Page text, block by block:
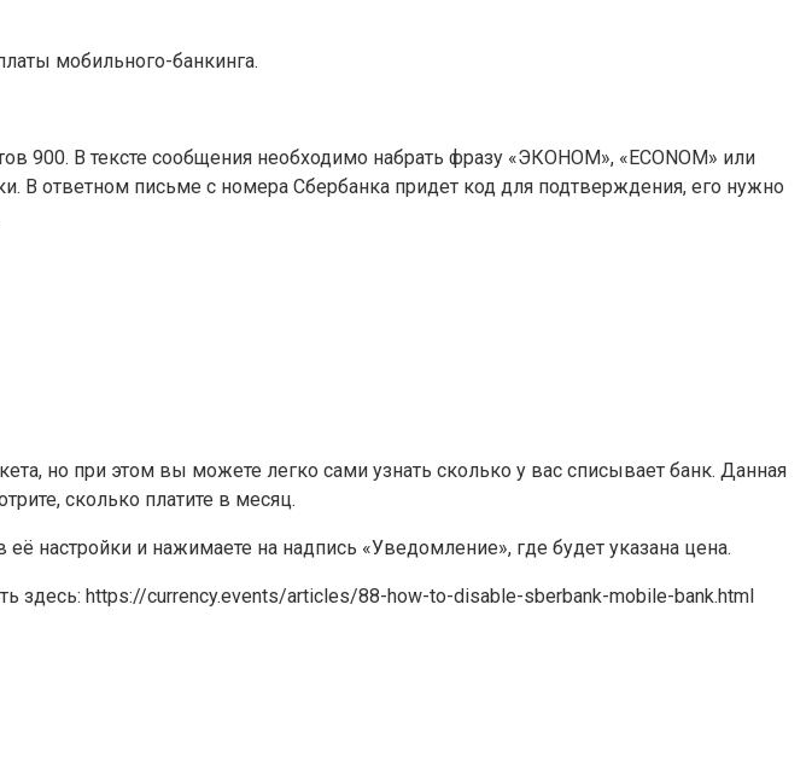
мобильного-банкинга.
900. В тексте сообщения необходимо набрать фразу «ЭКОНОМ», «ECONOM» или
ответном письме с номера Сбербанка придет код для подтверждения, его нужно
но при этом вы можете легко сами узнать сколько у вас списывает банк. Данная
сколько платите в месяц.
настройки и нажимаете на надпись «Уведомление», где будет указана цена.
здесь: https://currency.events/articles/88-how-to-disable-sberbank-mobile-bank.html